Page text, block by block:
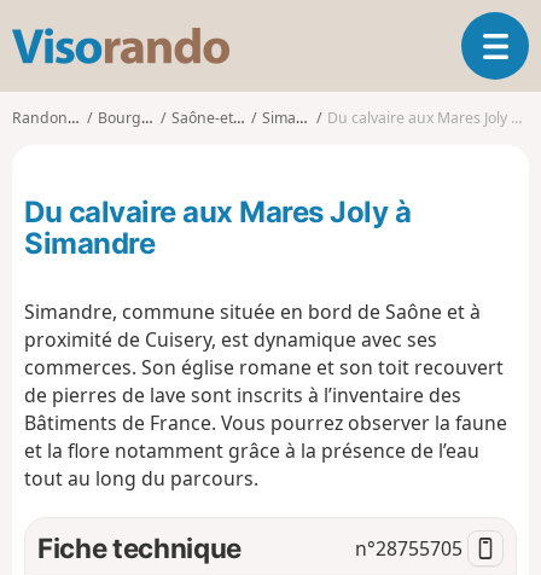
s
o
d
O
u
v
r
g
i
Randonnées Bourgogne Saône-et-Loire Simandre Du calvaire aux Mares Joly à Simandre
Du calvaire aux Mares Joly à
Simandre
Simandre, commune située en bord de Saône et à
proximité de Cuisery, est dynamique avec ses
commerces. Son église romane et son toit recouvert
de pierres de lave sont inscrits à l’inventaire des
Bâtiments de France. Vous pourrez observer la faune
et la flore notamment grâce à la présence de l’eau
tout au long du parcours.
Fiche technique n°28755705